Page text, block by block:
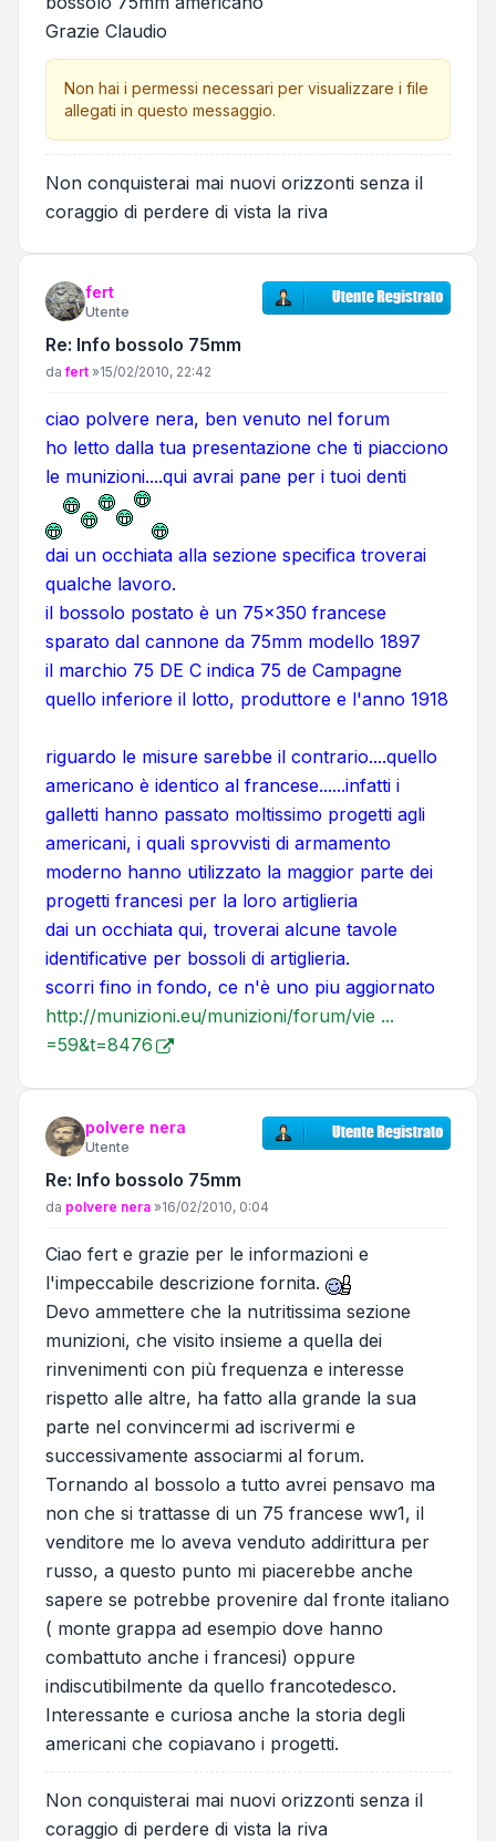
Grazie Claudio
Non hai i permessi necessari per visualizzare i file
allegati in questo messaggio.
Non conquisterai mai nuovi orizzonti senza il
coraggio di perdere di vista la riva
fert
Utente
Re: Info bossolo 75mm
Messaggio
dafert »15/02/2010, 22:42
ciao polvere nera, ben venuto nel forum
ho letto dalla tua presentazione che ti piacciono
le munizioni....qui avrai pane per i tuoi denti
dai un occhiata alla sezione specifica troverai
qualche lavoro.
il bossolo postato è un 75x350 francese
sparato dal cannone da 75mm modello 1897
il marchio 75 DE C indica 75 de Campagne
quello inferiore il lotto, produttore e l'anno 1918
riguardo le misure sarebbe il contrario....quello
americano è identico al francese......infatti i
galletti hanno passato moltissimo progetti agli
americani, i quali sprovvisti di armamento
moderno hanno utilizzato la maggior parte dei
progetti francesi per la loro artiglieria
dai un occhiata qui, troverai alcune tavole
identificative per bossoli di artiglieria.
scorri fino in fondo, ce n'è uno piu aggiornato
http://munizioni.eu/munizioni/forum/vie ...
=59&t=8476
polvere nera
Utente
Re: Info bossolo 75mm
Messaggio
da polvere nera »16/02/2010, 0:04
Ciao fert e grazie per le informazioni e
l'impeccabile descrizione fornita.
Devo ammettere che la nutritissima sezione
munizioni, che visito insieme a quella dei
rinvenimenti con più frequenza e interesse
rispetto alle altre, ha fatto alla grande la sua
parte nel convincermi ad iscrivermi e
successivamente associarmi al forum.
Tornando al bossolo a tutto avrei pensavo ma
non che si trattasse di un 75 francese ww1, il
venditore me lo aveva venduto addirittura per
russo, a questo punto mi piacerebbe anche
sapere se potrebbe provenire dal fronte italiano
( monte grappa ad esempio dove hanno
combattuto anche i francesi) oppure
indiscutibilmente da quello francotedesco.
Interessante e curiosa anche la storia degli
americani che copiavano i progetti.
Non conquisterai mai nuovi orizzonti senza il
coraggio di perdere di vista la riva